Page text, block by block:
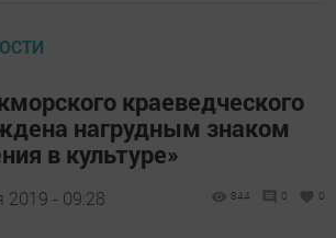
краеведческого
нагрудным знаком
в культуре»
2019 - 09:28 844 0 0